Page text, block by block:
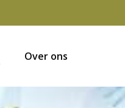
Over ons